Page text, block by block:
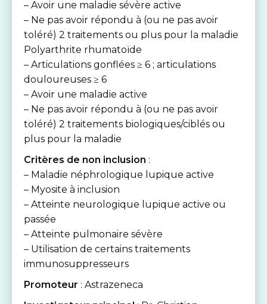
– Avoir une maladie sévère active
– Ne pas avoir répondu à (ou ne pas avoir
toléré) 2 traitements ou plus pour la maladie
Polyarthrite rhumatoïde
– Articulations gonflées ≥ 6 ; articulations
douloureuses ≥ 6
– Avoir une maladie active
– Ne pas avoir répondu à (ou ne pas avoir
toléré) 2 traitements biologiques/ciblés ou
plus pour la maladie
Critères de non inclusion :
– Maladie néphrologique lupique active
– Myosite à inclusion
– Atteinte neurologique lupique active ou
passée
– Atteinte pulmonaire sévère
– Utilisation de certains traitements
immunosuppresseurs
Promoteur : Astrazeneca